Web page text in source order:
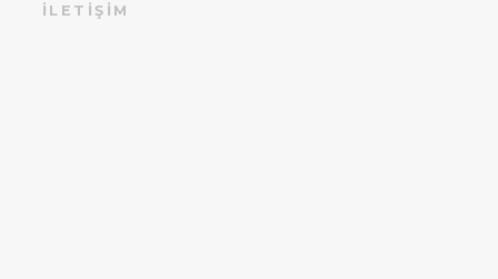
İLETIŞIM